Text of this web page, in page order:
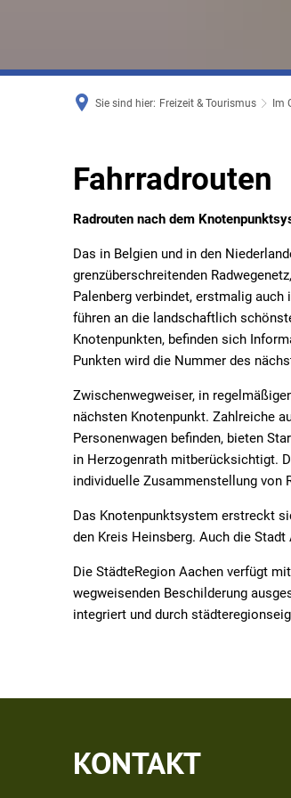
Sie sind hier: Freizeit & Tourismus Im
Fahrradrouten
Fahrradrouten
Radrouten nach dem
Das in Belgien und in den
grenzüberschreitenden
Palenberg verbindet, erstmalig
führen an die landschaftlich
Knotenpunkten, befinden sich
Punkten wird die Nummer des
Zwischenwegweiser, in
nächsten Knotenpunkt. Zahlreiche
Personenwagen befinden, bieten
in Herzogenrath mitberücksichtigt.
individuelle Zusammenstellung von
Das Knotenpunktsystem erstreckt
den Kreis Heinsberg. Auch die
Die StädteRegion Aachen verfügt
wegweisenden Beschilderung
integriert und durch
KONTAKT